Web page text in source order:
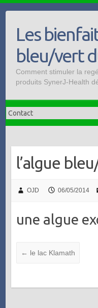
Les
bleu/vert
Comment stimuler la
produits SynerJ-Health
l’algue
OJD 06/05/2014
une algue
← le lac Klamath